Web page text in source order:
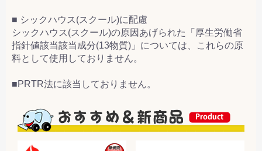
■ シックハウス(スクール)に配慮
シックハウス(スクール)の原因あげられた「厚生労働省
指針値該当該当成分(13物質)」については、これらの原
料として使用しておりません。
■PRTR法に該当しておりません。